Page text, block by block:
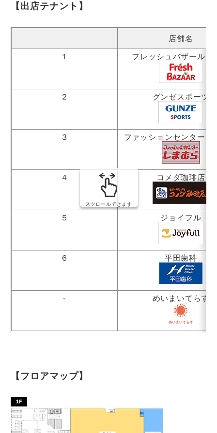
【出店テナント】
店舗名
１ フレッシュ バザール
２ グンゼスポーツ
３ ファッションセンター
４ コメダ珈琲店
５ ジョイフル
６ 平田歯科
- めいまいてらす
スクロールできます
【フロアマップ】